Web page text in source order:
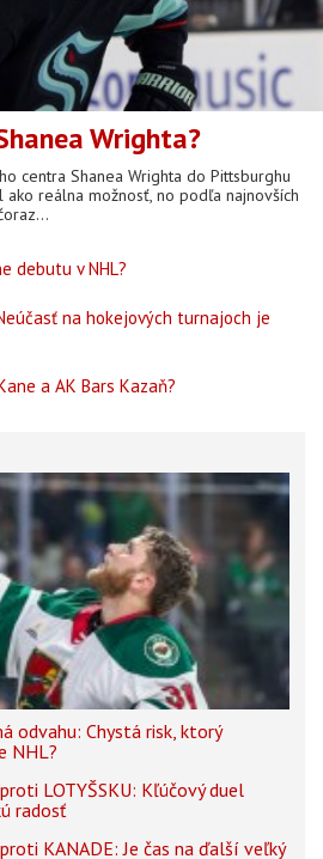
Wrighta?
centra Shanea Wrighta do Pittsburghu
ako reálna možnosť, no podľa najnovších
debutu v NHL?
na hokejových turnajoch je
a AK Bars Kazaň?
odvahu: Chystá risk, ktorý
NHL?
LOTYŠSKU: Kľúčový duel
radosť
KANADE: Je čas na ďalší veľký